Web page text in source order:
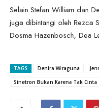
Selain Stefan William dan
juga dibintangi oleh Rezca
Dosma Hazenbosch, Dea
TAGS Denira Wiraguna
Sinetron Bukan Karena Tak Cinta